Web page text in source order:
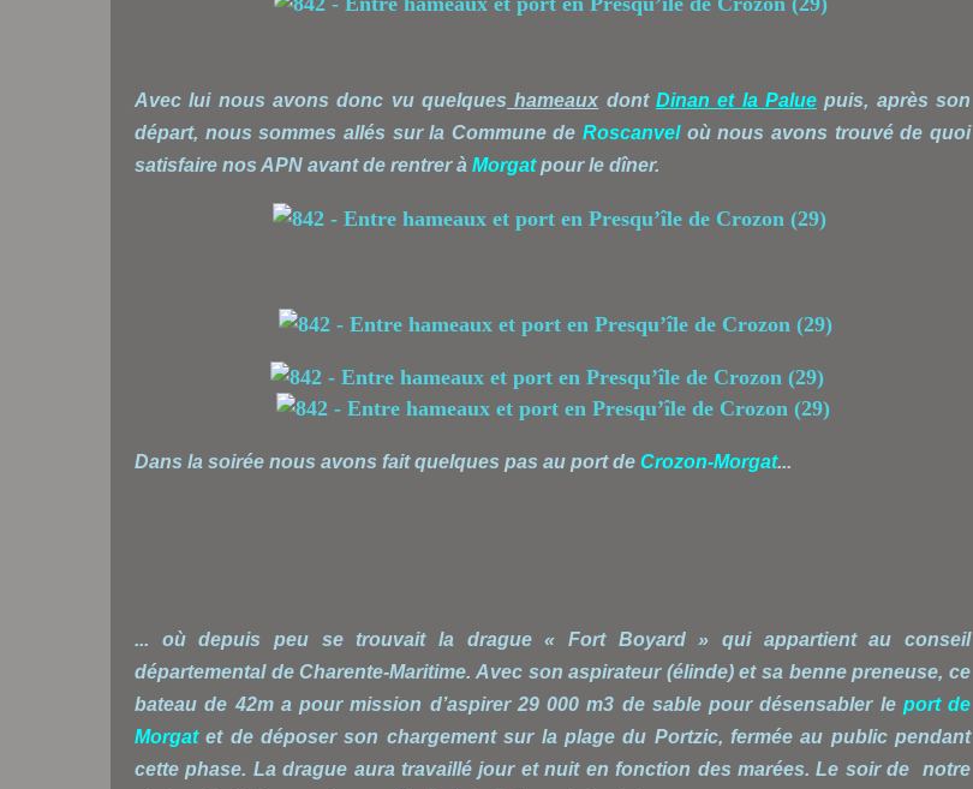
Avec lui nous avons donc vu quelques hameaux dontDinan et la Palue puis, après son
départ, nous sommes allés sur la Commune deRoscanveloù nous avons trouvé de quoi
satisfaire nos APN avant de rentrer à Morgatpour le dîner.
Dans la soirée nous avons fait quelques pas au port de Crozon-Morgat...
... où depuis peu se trouvait la drague « Fort Boyard » qui appartient au conseil
départemental de Charente-Maritime. Avec son aspirateur (élinde) et sa benne preneuse, ce
bateau de 42m a pour mission d’aspirer 29 000 m3 de sable pour désensabler le port de
Morgatet de déposer son chargement sur la plage du Portzic, fermée au public pendant
cette phase. La drague aura travaillé jour et nuit en fonction des marées. Le soir de notre